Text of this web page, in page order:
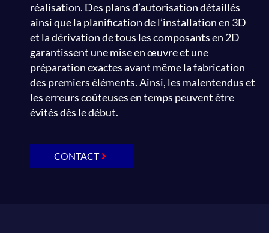
réalisation. Des plans d’autorisation détaillés
ainsi que la planification de l’installation en 3D
et la dérivation de tous les composants en 2D
garantissent une mise en œuvre et une
préparation exactes avant même la fabrication
des premiers éléments. Ainsi, les malentendus et
les erreurs coûteuses en temps peuvent être
évités dès le début.
CONTACT